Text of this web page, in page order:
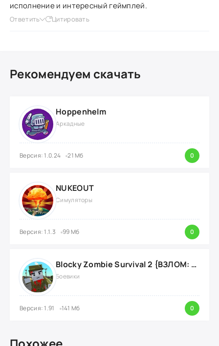
исполнение и интересный геймплей.
Ответить Цитировать
Рекомендуем скачать
Hoppenhelm
Аркадные
Версия: 1.0.24 21 Мб 0
NUKEOUT
Симуляторы
Версия: 1.1.3 99 Мб 0
Blocky Zombie Survival 2 {ВЗЛОМ: Нет Рекламы}
Боевики
Версия: 1.91 141 Мб 0